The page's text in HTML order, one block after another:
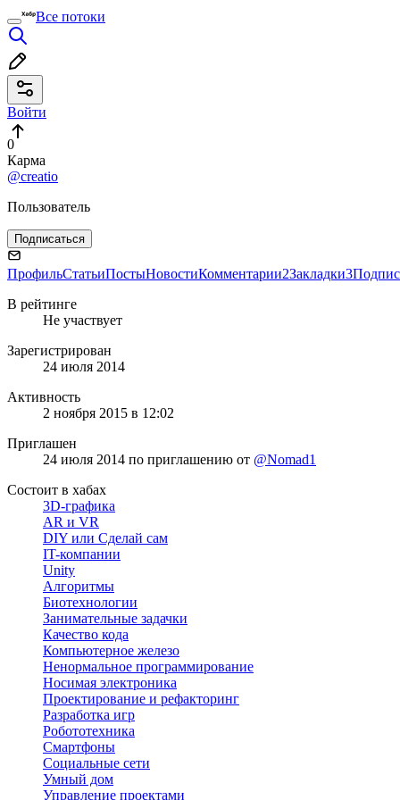
Все потоки
Войти
0
Карма
@creatio
Пользователь
Подписаться
ПрофильСтатьиПостыНовостиКомментарии2Закладки3
В рейтинге
Не участвует
Зарегистрирован
24 июля 2014
Активность
2 ноября 2015 в 12:02
Приглашен
24 июля 2014 по приглашению от @Nomad1
Состоит в хабах
3D-графика
AR и VR
DIY или Сделай сам
IT-компании
Unity
Алгоритмы
Биотехнологии
Занимательные задачки
Качество кода
Компьютерное железо
Ненормальное программирование
Носимая электроника
Проектирование и рефакторинг
Разработка игр
Робототехника
Смартфоны
Социальные сети
Умный дом
Управление проектами